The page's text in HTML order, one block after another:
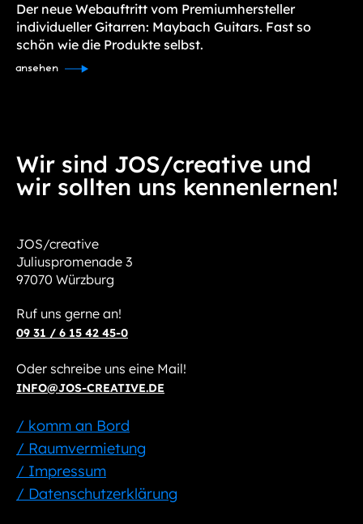
Der neue Webauftritt vom Premiumhersteller
individueller Gitarren: Maybach Guitars. Fast so
schön wie die Produkte selbst.
ansehen
Wir sind JOS/creative und
wir sollten uns kennenlernen!
JOS/creative
Juliuspromenade 3
97070 Würzburg
Ruf uns gerne an!
09 31 / 6 15 42 45-0
Oder schreibe uns eine Mail!
INFO@JOS-CREATIVE.DE
/ komm an Bord
/ Raumvermietung
/ Impressum
/ Datenschutzerklärung